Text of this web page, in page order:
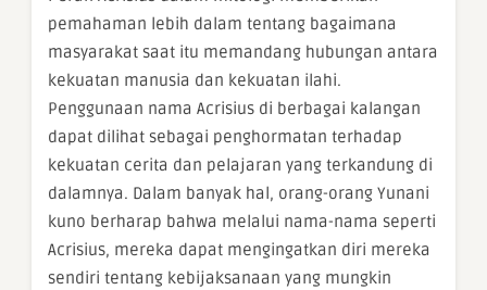
pemahaman lebih dalam tentang bagaimana
masyarakat saat itu memandang hubungan antara
kekuatan manusia dan kekuatan ilahi.
Penggunaan nama Acrisius di berbagai kalangan
dapat dilihat sebagai penghormatan terhadap
kekuatan cerita dan pelajaran yang terkandung di
dalamnya. Dalam banyak hal, orang-orang Yunani
kuno berharap bahwa melalui nama-nama seperti
Acrisius, mereka dapat mengingatkan diri mereka
sendiri tentang kebijaksanaan yang mungkin